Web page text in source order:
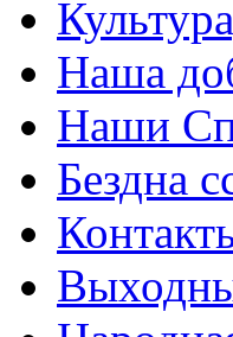
Наша
Наши
Бездна